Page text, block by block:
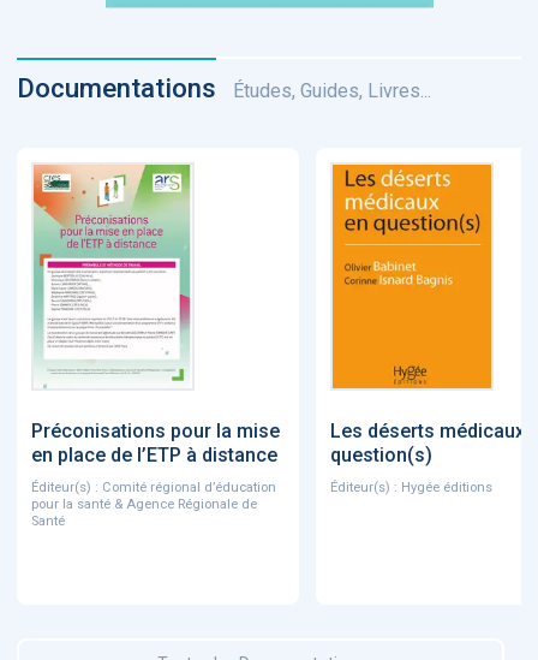
Documentations Études, Guides, Livres...
Préconisations pour la mise
en place de l’ETP à distance
Éditeur(s) : Comité régional d’éducation
pour la santé & Agence Régionale de
Santé
Les déserts médicaux
question(s)
Éditeur(s) : Hygée éditions